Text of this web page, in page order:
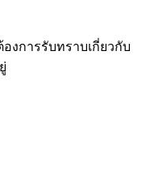
งการรับทราบเกี่ยวกับ